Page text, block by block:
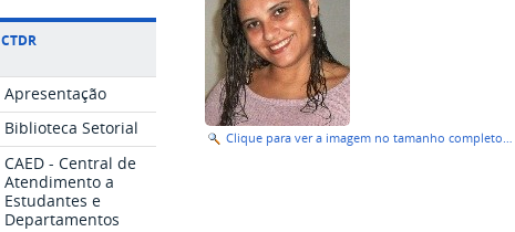
CTDR
Apresentação
Biblioteca Setorial
CAED - Central de
Atendimento a
Estudantes e
Departamentos
Clique para ver a imagem no tamanho completo…